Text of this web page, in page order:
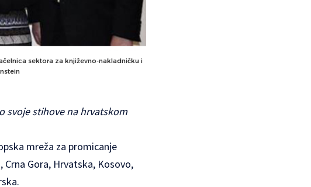
sektora za književno-nakladničku i
svoje stihove na hrvatskom
mreža za promicanje
Gora, Hrvatska, Kosovo,